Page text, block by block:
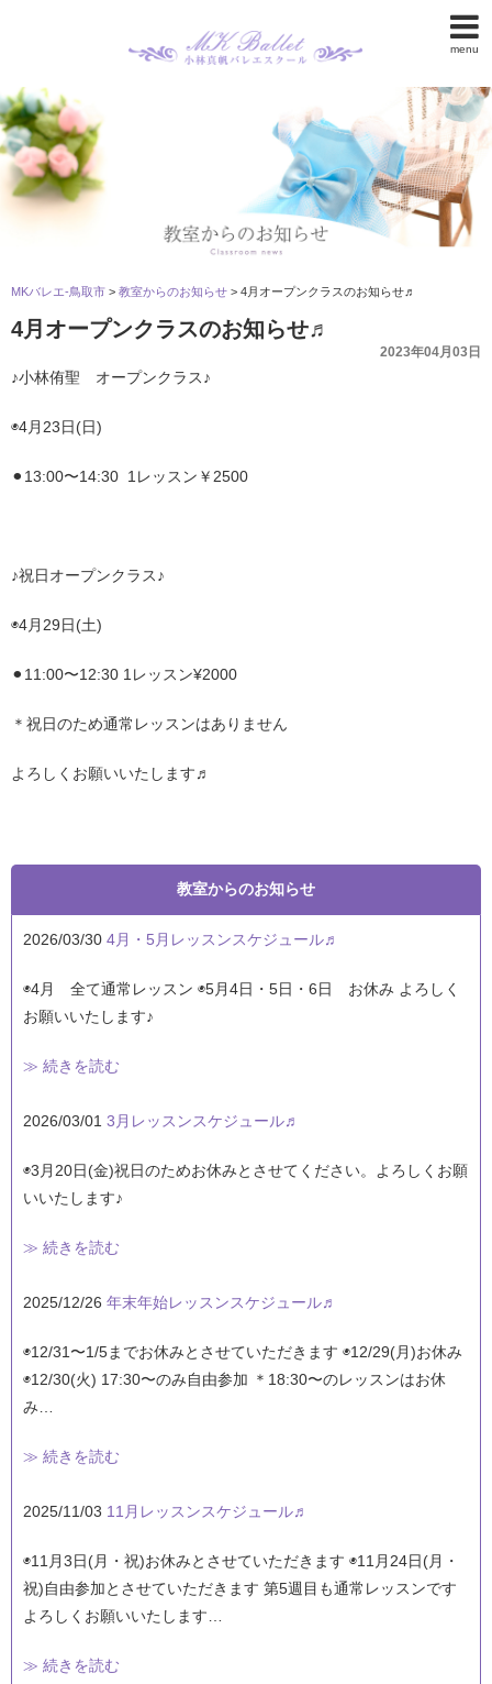
menu
MKバレエ-鳥取市 > 教室からのお知らせ > 4月オープンクラスのお知らせ♬
4月オープンクラスのお知らせ♬
2023年04月03日
♪小林侑聖 オープンクラス♪
◉4月23日(日)
⚫︎13:00〜14:30 1レッスン￥2500
♪祝日オープンクラス♪
◉4月29日(土)
⚫︎11:00〜12:30 1レッスン¥2000
＊祝日のため通常レッスンはありません
よろしくお願いいたします♬
教室からのお知らせ
2026/03/30 4月・5月レッスンスケジュール♬
◉4月 全て通常レッスン ◉5月4日・5日・6日 お休み よろしく
お願いいたします♪
≫ 続きを読む
2026/03/01 3月レッスンスケジュール♬
◉3月20日(金)祝日のためお休みとさせてください。よろしくお願
いいたします♪
≫ 続きを読む
2025/12/26 年末年始レッスンスケジュール♬
◉12/31〜1/5までお休みとさせていただきます ◉12/29(月)お休み
◉12/30(火) 17:30〜のみ自由参加 ＊18:30〜のレッスンはお休
み…
≫ 続きを読む
2025/11/03 11月レッスンスケジュール♬
◉11月3日(月・祝)お休みとさせていただきます ◉11月24日(月・
祝)自由参加とさせていただきます 第5週目も通常レッスンです
よろしくお願いいたします…
≫ 続きを読む